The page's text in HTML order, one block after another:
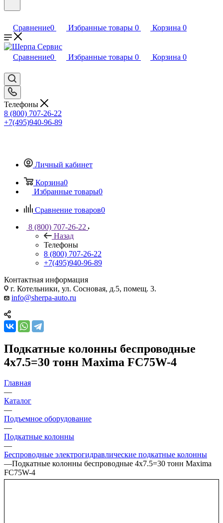
Сравнение0 Избранные товары 0 Корзина 0
Сравнение0 Избранные товары 0 Корзина 0
Телефоны
8 (800) 707-26-22
+7(495)940-96-89
Личный кабинет
Корзина0
Избранные товары0
Сравнение товаров0
8 (800) 707-26-22
Назад
Телефоны
8 (800) 707-26-22
+7(495)940-96-89
Контактная информация
г. Котельники, ул. Сосновая, д.5, помещ. 3.
info@sherpa-auto.ru
Подкатные колонны беспроводные
4x7.5=30 тонн Maxima FC75W-4
Главная
—
Каталог
—
Подъемное оборудование
—
Подкатные колонны
—
Беспроводные электрогидравлические подкатные колонны
—Подкатные колонны беспроводные 4x7.5=30 тонн Maxima
FC75W-4